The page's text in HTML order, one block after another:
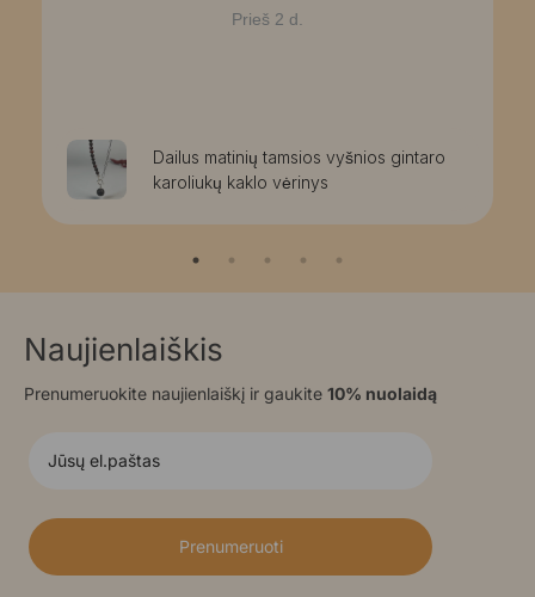
Prieš 2 d.
Dailus matinių tamsios vyšnios gintaro
karoliukų kaklo vėrinys
Naujienlaiškis
Prenumeruokite naujienlaiškį ir gaukite 10% nuolaidą
Prenumeruoti